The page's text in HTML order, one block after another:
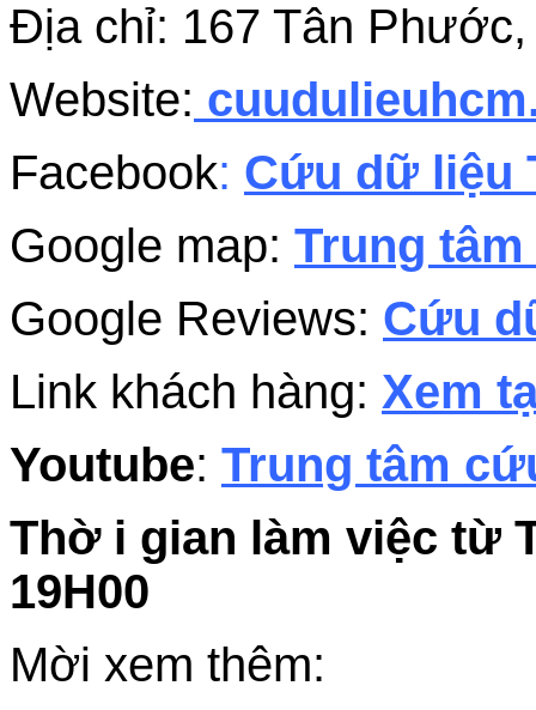
Địa chỉ: 167 Tân
Website:
Facebook: Cứu dữ liệu
Google map: Trung
Google Reviews: Cứu
Link khách hàng: Xem
Youtube: Trung tâm
Thờ i gian làm việc từ
19H00
Mời xem thêm: